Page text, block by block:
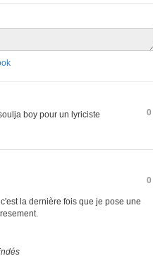
0
boy pour un lyriciste
0
la dernière fois que je pose une